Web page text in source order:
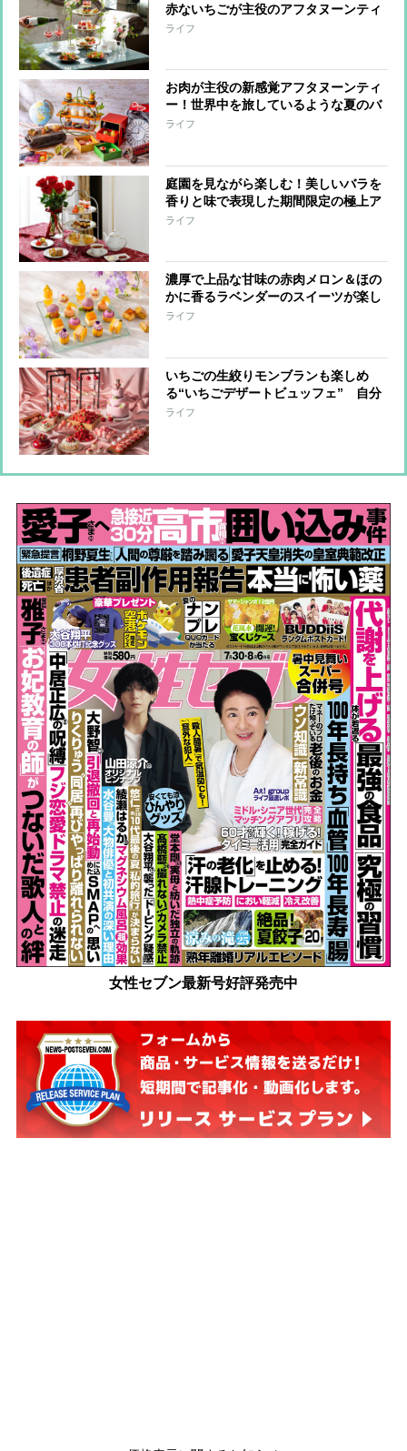
赤ないちごが主役のアフタヌーンティ
ー
ライフ
お肉が主役の新感覚アフタヌーンティ
ー！世界中を旅しているような夏のバ
カンス気分を食で満喫
ライフ
庭園を見ながら楽しむ！美しいバラを
香りと味で表現した期間限定の極上ア
フタヌーンティー
ライフ
濃厚で上品な甘味の赤肉メロン＆ほの
かに香るラベンダーのスイーツが楽し
めるアフタヌーンティー
ライフ
いちごの生絞りモンブランも楽しめ
る“いちごデザートビュッフェ” 自分
だけのアフタヌーンティーも作れる！
ライフ
女性セブン最新号好評発売中